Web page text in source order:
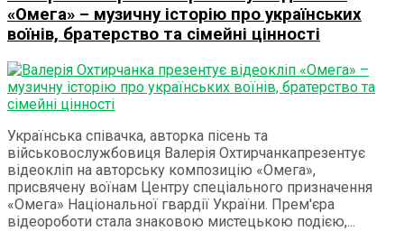
«Омега» – музичну історію про українських
воїнів, братерство та сімейні цінності
Українська співачка, авторка пісень та
військовослужбовиця Валерія Охтирчанкапрезентує
відеокліп на авторську композицію «Омега»,
присвячену воїнам Центру спеціального призначення
«Омега» Національної гвардії України. Прем'єра
відеороботи стала знаковою мистецькою подією,...